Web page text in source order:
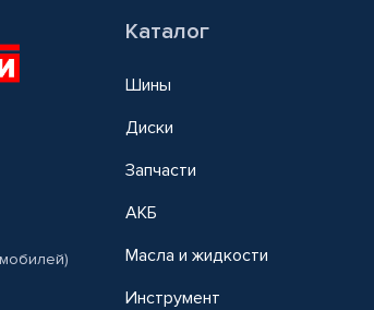
Каталог
Шины
Диски
Запчасти
АКБ
Масла и жидкости
Инструмент